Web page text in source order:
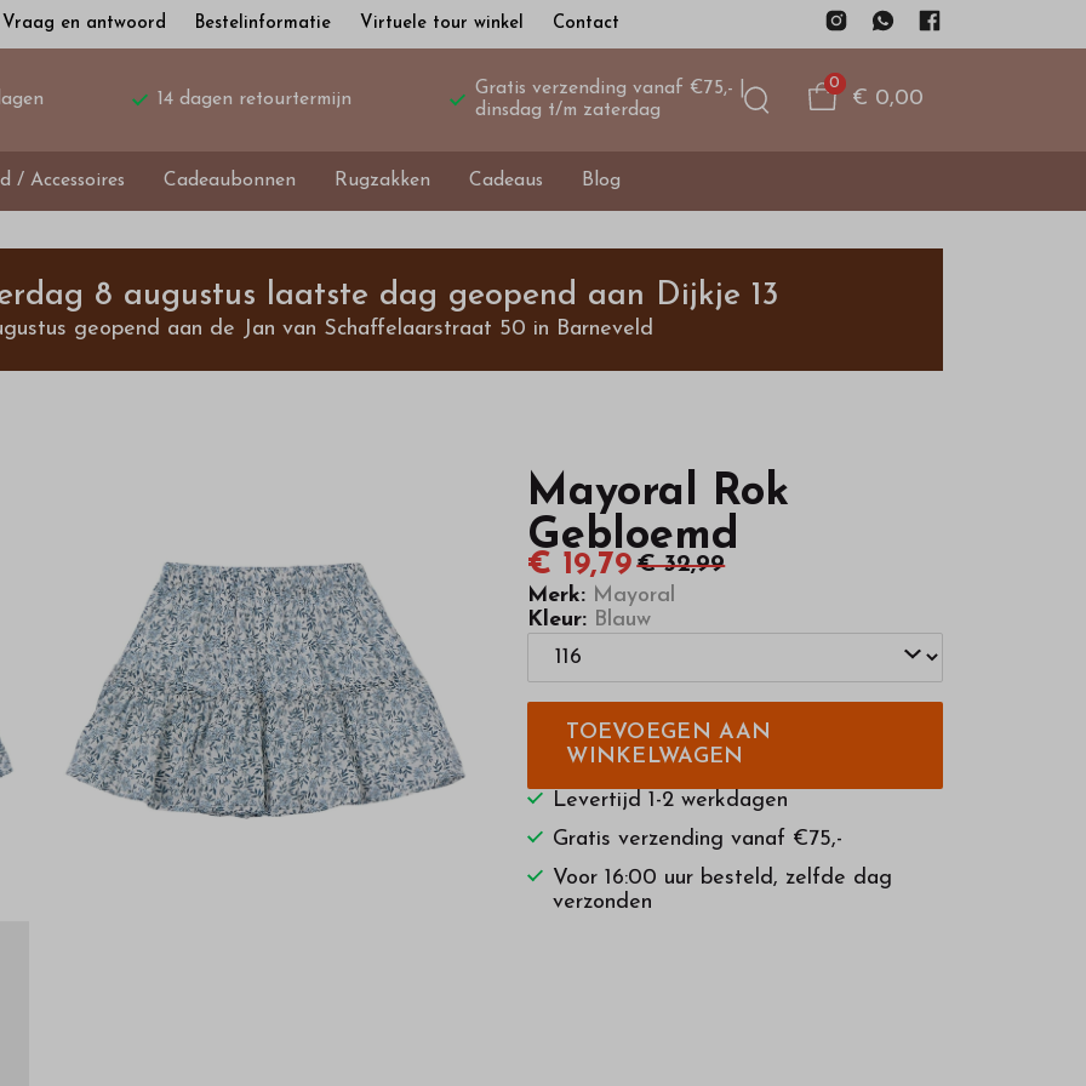
Vraag en antwoord Bestelinformatie Virtuele tour winkel Contact
14 dagen retourtermijn
Gratis verzending vanaf €75,- |
dinsdag t/m zaterdag
0
€ 0,00
/ Accessoires Cadeaubonnen Rugzakken Cadeaus Blog
8 augustus laatste dag geopend aan Dijkje 13
geopend aan de Jan van Schaffelaarstraat 50 in Barneveld
Mayoral Rok
Gebloemd
€ 19,79 € 32,99
Merk: Mayoral
Kleur: Blauw
TOEVOEGEN AAN
WINKELWAGEN
Levertijd 1-2 werkdagen
Gratis verzending vanaf €75,-
Voor 16:00 uur besteld, zelfde dag
verzonden